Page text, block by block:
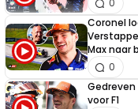
0
Coronel
Max naar
0
voor F1